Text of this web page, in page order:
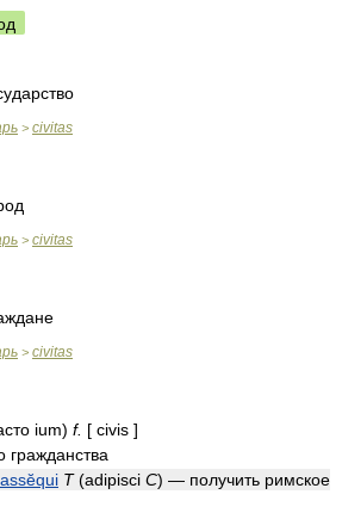
> civitas
> civitas
> civitas
ium) f. [ civis ]
гражданства
T(adipisci C) — получить римское